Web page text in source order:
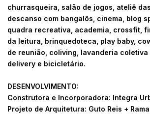
churrasqueira, salão de jogos, ateliê
descanso com bangalôs, cinema, blog
quadra recreativa, academia, crossfit,
da leitura, brinquedoteca, play baby,
de reunião, coliving, lavanderia coletiva
delivery e bicicletário.
DESENVOLVIMENTO:
Construtora e Incorporadora: Integra
Projeto de Arquitetura: Guto Reis +